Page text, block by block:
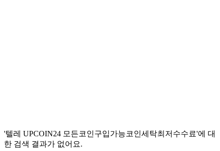
'텔레 UPCOIN24 모든코인구입가능코인세탁최저수수료'에 대
한 검색 결과가 없어요.